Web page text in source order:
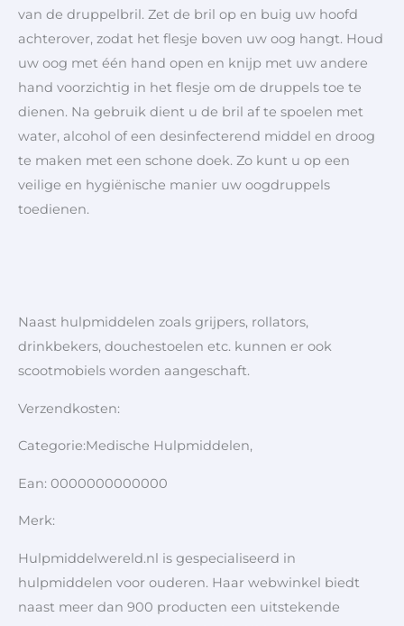
van de druppelbril. Zet de bril op en buig uw hoofd
achterover, zodat het flesje boven uw oog hangt. Houd
uw oog met één hand open en knijp met uw andere
hand voorzichtig in het flesje om de druppels toe te
dienen. Na gebruik dient u de bril af te spoelen met
water, alcohol of een desinfecterend middel en droog
te maken met een schone doek. Zo kunt u op een
veilige en hygiënische manier uw oogdruppels
toedienen.
Naast hulpmiddelen zoals grijpers, rollators,
drinkbekers, douchestoelen etc. kunnen er ook
scootmobiels worden aangeschaft.
Verzendkosten:
Categorie:Medische Hulpmiddelen,
Ean: 0000000000000
Merk:
Hulpmiddelwereld.nl is gespecialiseerd in
hulpmiddelen voor ouderen. Haar webwinkel biedt
naast meer dan 900 producten een uitstekende